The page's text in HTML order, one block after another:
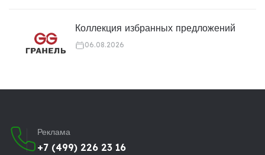
Коллекция избранных предложений
06.08.2026
Реклама
+7 (499) 226 23 16